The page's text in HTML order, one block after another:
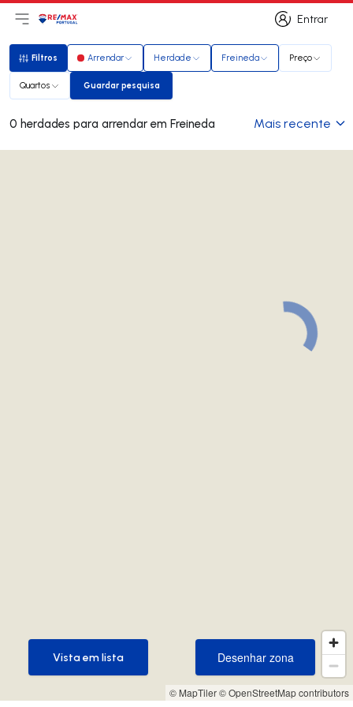
Entrar
Entrar
Abri menu principal
LogoIr para página inicial
Filtros
Filtros Arrendar Herdade Freineda Preço
Quartos Guardar pesquisa
Guardar pesquisa
0 herdades para arrendar em Freineda Mais recente
© MapTiler© OpenStreetMap contributors
Desenhar zona
Desenhar zona
Vista em lista
Vista em lista